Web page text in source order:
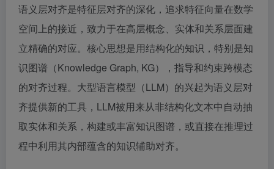
语义层对齐是特征层对齐的深化，追求特征向量在数学
空间上的接近，致力于在高层概念、实体和关系层面建
立精确的对应。核心思想是用结构化的知识，特别是知
识图谱（Knowledge Graph, KG），指导和约束跨模态
的对齐过程。大型语言模型（LLM）的兴起为语义层对
齐提供新的工具，LLM被用来从非结构化文本中自动抽
取实体和关系，构建或丰富知识图谱，或直接在推理过
程中利用其内部蕴含的知识辅助对齐。